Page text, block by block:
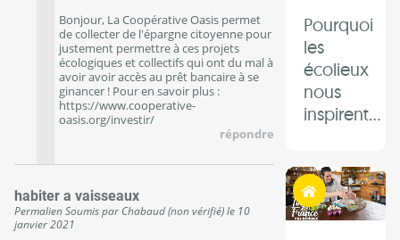
Pourquoi
les
écolieux
nous
inspirent...
Habiter autrement
Bonjour, La Coopérative Oasis permet
de collecter de l'épargne citoyenne pour
justement permettre à ces projets
écologiques et collectifs qui ont du mal à
avoir avoir accès au prêt bancaire à se
ginancer ! Pour en savoir plus :
https://www.cooperative-
oasis.org/investir/
répondre
habiter a vaisseaux
PermalienSoumis par Chabaud (non vérifié)le 10
janvier 2021